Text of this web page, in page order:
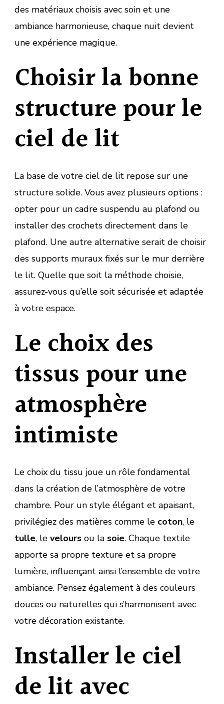
des matériaux choisis avec soin et une
ambiance harmonieuse, chaque nuit devient
une expérience magique.
Choisir la bonne
structure pour le
ciel de lit
La base de votre ciel de lit repose sur une
structure solide. Vous avez plusieurs options :
opter pour un cadre suspendu au plafond ou
installer des crochets directement dans le
plafond. Une autre alternative serait de choisir
des supports muraux fixés sur le mur derrière
le lit. Quelle que soit la méthode choisie,
assurez-vous qu’elle soit sécurisée et adaptée
à votre espace.
Le choix des
tissus pour une
atmosphère
intimiste
Le choix du tissu joue un rôle fondamental
dans la création de l’atmosphère de votre
chambre. Pour un style élégant et apaisant,
privilégiez des matières comme le coton, le
tulle, le velours ou la soie. Chaque textile
apporte sa propre texture et sa propre
lumière, influençant ainsi l’ensemble de votre
ambiance. Pensez également à des couleurs
douces ou naturelles qui s’harmonisent avec
votre décoration existante.
Installer le ciel
de lit avec